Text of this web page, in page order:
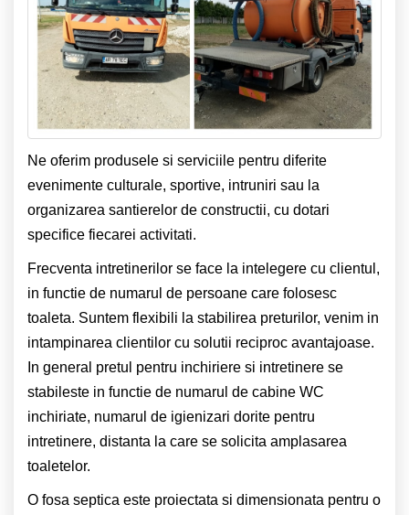
Ne oferim produsele si serviciile pentru diferite
evenimente culturale, sportive, intruniri sau la
organizarea santierelor de constructii, cu dotari
specifice fiecarei activitati.
Frecventa intretinerilor se face la intelegere cu clientul,
in functie de numarul de persoane care folosesc
toaleta. Suntem flexibili la stabilirea preturilor, venim in
intampinarea clientilor cu solutii reciproc avantajoase.
In general pretul pentru inchiriere si intretinere se
stabileste in functie de numarul de cabine WC
inchiriate, numarul de igienizari dorite pentru
intretinere, distanta la care se solicita amplasarea
toaletelor.
O fosa septica este proiectata si dimensionata pentru o